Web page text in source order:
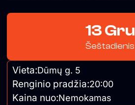
13 Gru
Šeštadienis
Vieta:Dūmų g. 5
Renginio pradžia:20:00
Kaina nuo:Nemokamas